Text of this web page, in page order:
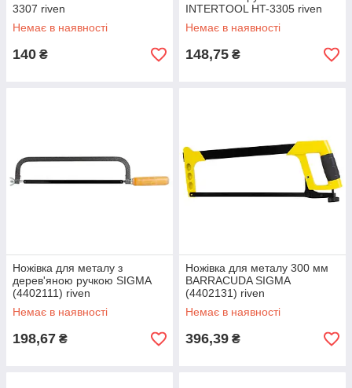
3307 riven
Немає в наявності
140 ₴
INTERTOOL HT-3305 riven
Немає в наявності
148,75 ₴
Ножівка для металу з
дерев'яною ручкою SIGMA
(4402111) riven
Немає в наявності
198,67 ₴
Ножівка для металу 300 мм
BARRACUDA SIGMA
(4402131) riven
Немає в наявності
396,39 ₴